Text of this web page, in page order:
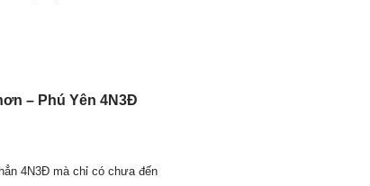
– Phú Yên 4N3Đ
4N3Đ mà chỉ có chưa đến